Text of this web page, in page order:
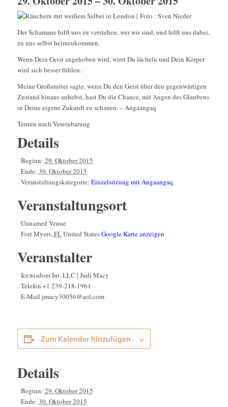
Der Schamane hilft uns zu verstehen, wer wir sind, und hilft uns dabei,
zu uns selbst heimzukommen.
Wenn Dein Geist angehoben wird, wirst Du lächeln und Dein Körper
wird sich besser fühlen.
Meine Großmutter sagte, wenn Du den Geist über den gegenwärtigen
Zustand hinaus anhebst, hast Du die Chance, mit Augen des Glaubens
in Deine eigene Zukunft zu schauen. – Angaangaq
Termin nach Vereinbarung
Details
Beginn: 29. Oktober 2015
Ende: 30. Oktober 2015
Veranstaltungskategorie: Einzelsitzung mit Angaangaq
Veranstaltungsort
Unnamed Venue
Fort Myers,FLUnited StatesGoogle Karte anzeigen
Veranstalter
Icewisdom Int. LLC | Judi Macy
Telefon +1 239-218-1961
E-Mail jmacy30056@aol.com
Zum Kalender hinzufügen
Details
Beginn: 29. Oktober 2015
Ende: 30. Oktober 2015